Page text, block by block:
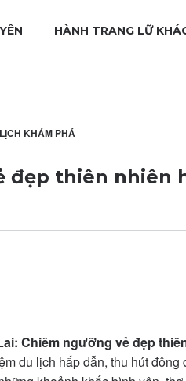
HÀNH TRANG LỮ
KHÁM PHÁ
đẹp thiên nhiên
Chiêm ngưỡng vẻ đẹp
du lịch hấp dẫn, thu hút